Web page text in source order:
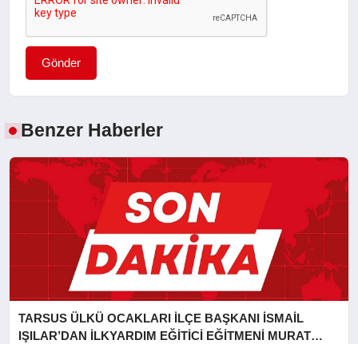
Gönder
Benzer Haberler
TARSUS ÜLKÜ OCAKLARI İLÇE BAŞKANI İSMAİL
IŞILAR’DAN İLKYARDIM EĞİTİCİ EĞİTMENİ MURAT